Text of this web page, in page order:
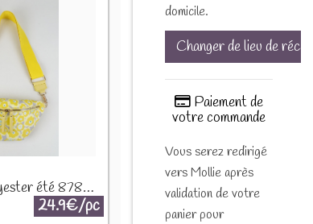
Sac banane polyester été 87808 Jaune citron
24.9€/pc
domicile.
Changer de lieu de
Paiement de
votre commande
Vous serez redirigé
vers Mollie après
validation de votre
panier pour